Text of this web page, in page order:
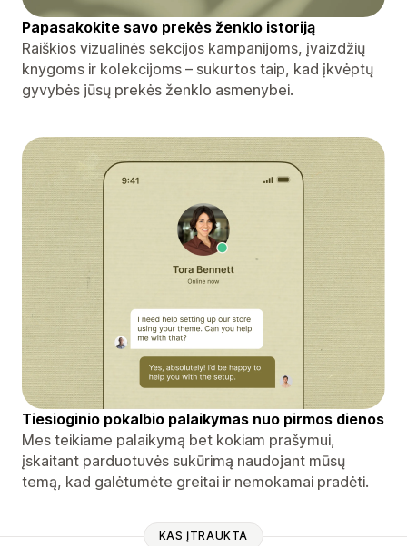
Papasakokite savo prekės ženklo istoriją
Raiškios vizualinės sekcijos kampanijoms, įvaizdžių
knygoms ir kolekcijoms – sukurtos taip, kad įkvėptų
gyvybės jūsų prekės ženklo asmenybei.
Tiesioginio pokalbio palaikymas nuo pirmos dienos
Mes teikiame palaikymą bet kokiam prašymui,
įskaitant parduotuvės sukūrimą naudojant mūsų
temą, kad galėtumėte greitai ir nemokamai pradėti.
KAS ĮTRAUKTA